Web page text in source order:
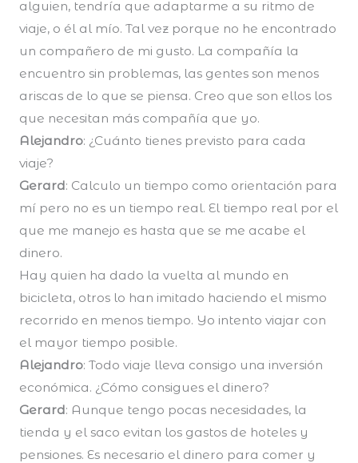
alguien, tendría que adaptarme a su ritmo de
viaje, o él al mío. Tal vez porque no he encontrado
un compañero de mi gusto. La compañía la
encuentro sin problemas, las gentes son menos
ariscas de lo que se piensa. Creo que son ellos los
que necesitan más compañía que yo.
Alejandro: ¿Cuánto tienes previsto para cada
viaje?
Gerard: Calculo un tiempo como orientación para
mí pero no es un tiempo real. El tiempo real por el
que me manejo es hasta que se me acabe el
dinero.
Hay quien ha dado la vuelta al mundo en
bicicleta, otros lo han imitado haciendo el mismo
recorrido en menos tiempo. Yo intento viajar con
el mayor tiempo posible.
Alejandro: Todo viaje lleva consigo una inversión
económica. ¿Cómo consigues el dinero?
Gerard: Aunque tengo pocas necesidades, la
tienda y el saco evitan los gastos de hoteles y
pensiones. Es necesario el dinero para comer y